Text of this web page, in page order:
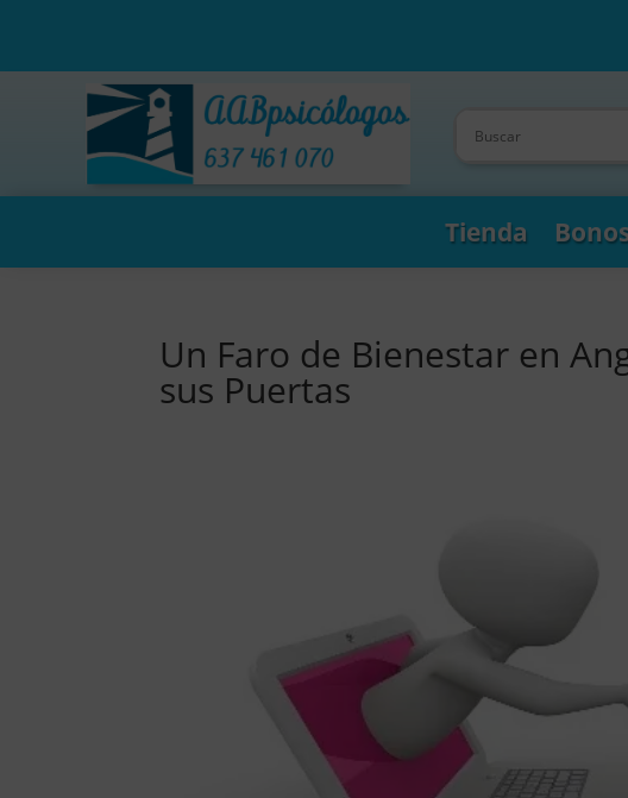
Tienda
Un Faro de Bienestar en
sus Puertas